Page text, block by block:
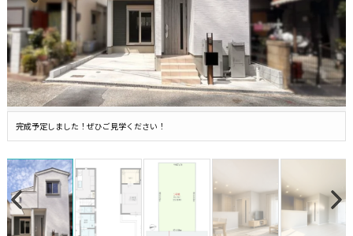
完成予定しました！ぜひご見学ください！